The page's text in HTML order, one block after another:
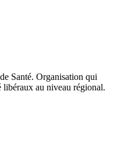
Santé. Organisation qui
libéraux au niveau régional.